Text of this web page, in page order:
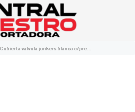
Cubierta valvula junkers blanca c/prensa convencional